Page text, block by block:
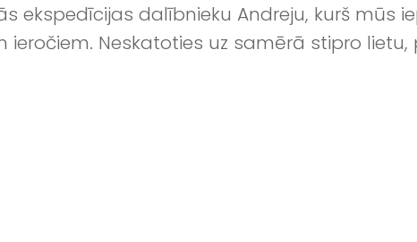
ekspedīcijas dalībnieku Andreju, kurš mūs
Neskatoties uz samērā stipro